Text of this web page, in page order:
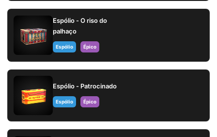
Espólio - O riso do
palhaço
Espólio Épico
Espólio - Patrocinado
Espólio Épico